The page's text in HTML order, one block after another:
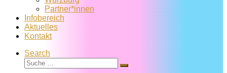
Partner*innen
Infobereich
Aktuelles
Kontakt
Search
Suche
Suche